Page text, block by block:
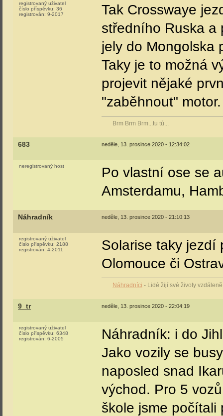
registrovaný uživatel
číslo příspěvku: 36
registrován: 9-2017
Tak Crosswaye
středního Ruska a
jely do Mongolska
Taky je to možná
projevit nějaké
"zaběhnout" motor.
Brm Brm Brm...tu tů...
683 neděle, 13. prosince 2020 - 12:34:02
neregistrovaný host
Po vlastní ose se
Amsterdamu,
Náhradník neděle, 13. prosince 2020 - 21:10:13
registrovaný uživatel
číslo příspěvku: 2188
registrován: 4-2011
Solarise taky jezdí
Olomouce či
Náhradníci - Lidé žijí své životy
9_tr neděle, 13. prosince 2020 - 22:04:19
registrovaný uživatel
číslo příspěvku: 6348
registrován: 6-2005
Náhradník: i do
Jako vozily se
naposled snad
východ. Pro 5
škole jsme počítali